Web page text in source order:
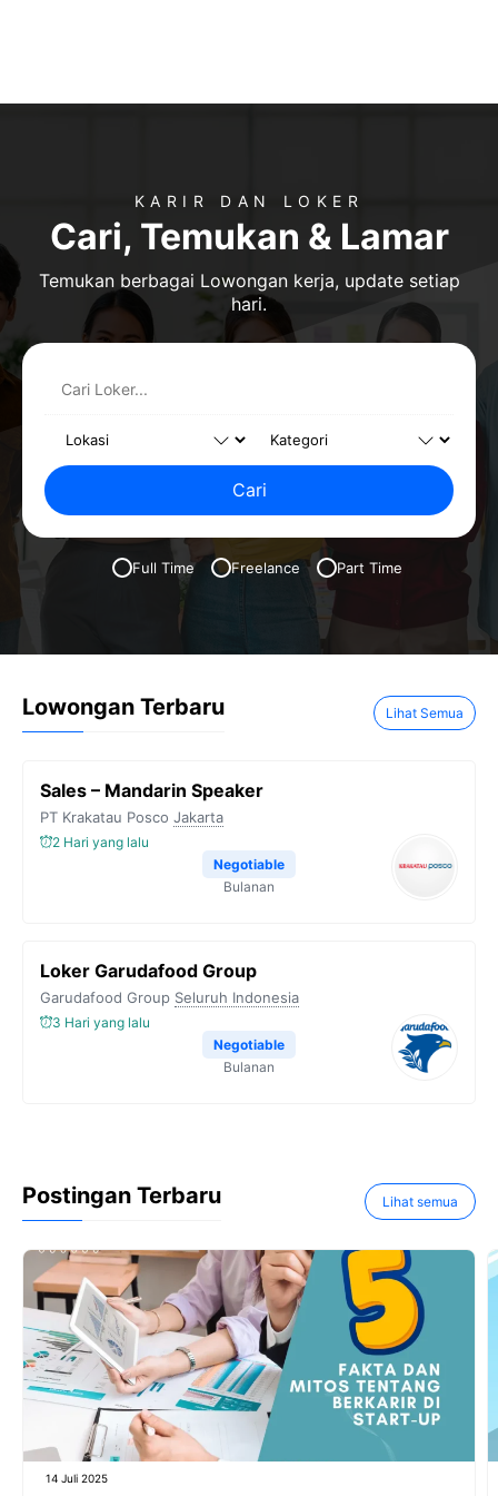
KARIR DAN LOKER
Cari, Temukan & Lamar
Temukan berbagai Lowongan kerja, update setiap
hari.
Cari
Full Time Freelance Part Time
Lowongan Terbaru Lihat Semua
Sales – Mandarin Speaker
PT Krakatau Posco Jakarta
2 Hari yang lalu
Negotiable
Bulanan
Loker Garudafood Group
Garudafood Group Seluruh Indonesia
3 Hari yang lalu
Negotiable
Bulanan
Postingan Terbaru Lihat semua
14 Juli 2025